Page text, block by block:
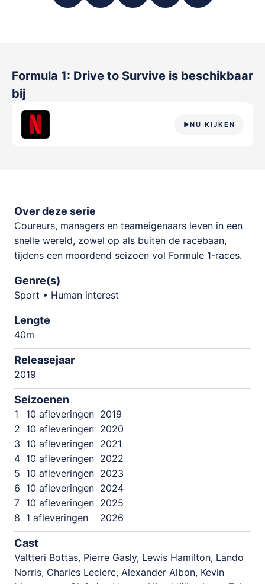
Formula 1: Drive to Survive is beschikbaar
bij
NU KIJKEN
Over deze serie
Coureurs, managers en teameigenaars leven in een
snelle wereld, zowel op als buiten de racebaan,
tijdens een moordend seizoen vol Formule 1-races.
Genre(s)
Sport • Human interest
Lengte
40m
Releasejaar
2019
Seizoenen
1 10 afleveringen 2019
2 10 afleveringen 2020
3 10 afleveringen 2021
4 10 afleveringen 2022
5 10 afleveringen 2023
6 10 afleveringen 2024
7 10 afleveringen 2025
8 1 afleveringen 2026
Cast
Valtteri Bottas, Pierre Gasly, Lewis Hamilton, Lando
Norris, Charles Leclerc, Alexander Albon, Kevin